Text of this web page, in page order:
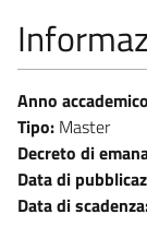
Anno
Tipo: Master
Decreto di
Data di
Data di